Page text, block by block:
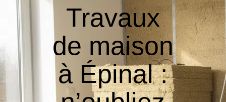
Travaux
de maison
à Épinal :